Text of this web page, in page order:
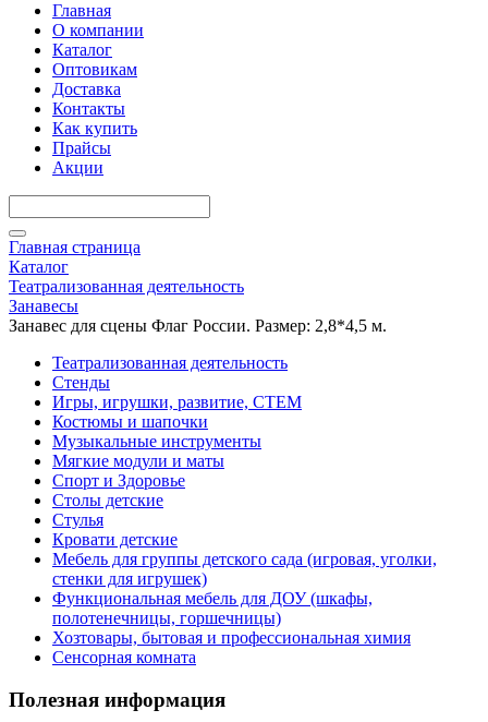
Главная
О компании
Каталог
Оптовикам
Доставка
Контакты
Как купить
Прайсы
Акции
Главная страница
Каталог
Театрализованная деятельность
Занавесы
Занавес для сцены Флаг России. Размер: 2,8*4,5 м.
Театрализованная деятельность
Стенды
Игры, игрушки, развитие, СТЕМ
Костюмы и шапочки
Музыкальные инструменты
Мягкие модули и маты
Спорт и Здоровье
Столы детские
Стулья
Кровати детские
Мебель для группы детского сада (игровая, уголки,
стенки для игрушек)
Функциональная мебель для ДОУ (шкафы,
полотенечницы, горшечницы)
Хозтовары, бытовая и профессиональная химия
Сенсорная комната
Полезная информация